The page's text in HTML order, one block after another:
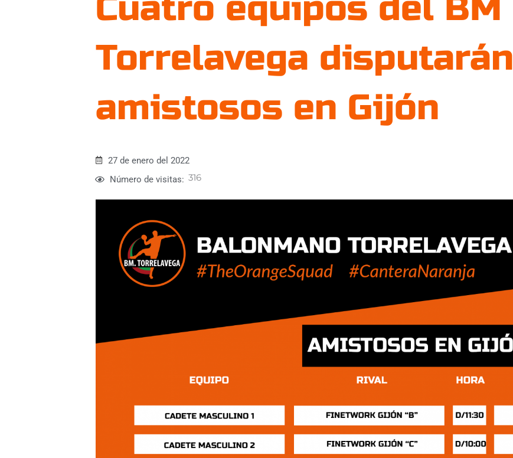
Torrelavega disputarán
amistosos en Gijón
27 de enero del 2022
Número de visitas: 316